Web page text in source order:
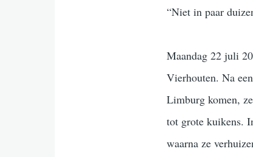
“Niet in paar
Maandag 22 juli
Vierhouten. Na
Limburg komen,
tot grote kuikens.
waarna ze